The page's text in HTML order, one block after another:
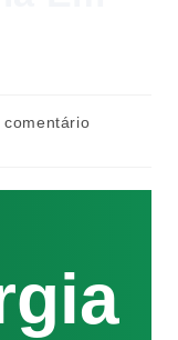
comentário